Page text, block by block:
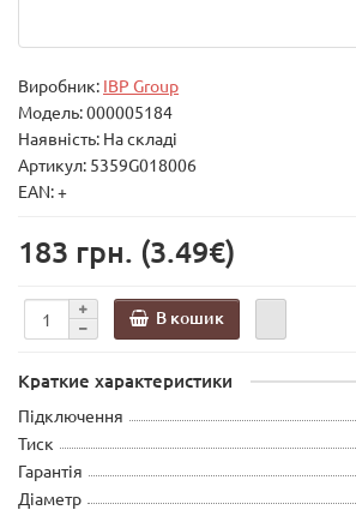
Виробник: IBP Group
Модель:000005184
Наявність: На складі
Артикул: 5359G018006
EAN: +
183 грн. (3.49€)
В кошик
Краткие характеристики
Підключення
Тиск
Гарантія
Діаметр